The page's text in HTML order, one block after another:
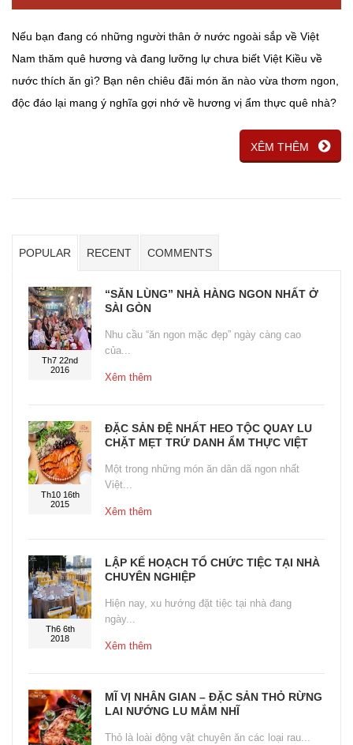
Nếu bạn đang có những người thân ở nước ngoài sắp về Việt
Nam thăm quê hương và đang lưỡng lự chưa biết Việt Kiều về
nước thích ăn gì? Bạn nên chiêu đãi món ăn nào vừa thơm ngon,
độc đáo lại mang ý nghĩa gợi nhớ về hương vị ẩm thực quê nhà?
XÊM THÊM
POPULAR RECENT COMMENTS
Th7 22nd
2016
“SĂN LÙNG” NHÀ HÀNG NGON NHẤT Ở
SÀI GÒN
Nhu cầu “ăn ngon mặc đẹp” ngày càng cao
của...
Xêm thêm
Th10 16th
2015
ĐẶC SẢN ĐỆ NHẤT HEO TỘC QUAY LU
CHẶT MẸT TRỨ DANH ẨM THỰC VIỆT
Một trong những món ăn dân dã ngon nhất
Việt...
Xêm thêm
Th6 6th
2018
LẬP KẾ HOẠCH TỔ CHỨC TIỆC TẠI NHÀ
CHUYÊN NGHIỆP
Hiện nay, xu hướng đặt tiệc tại nhà đang
ngày...
Xêm thêm
MĨ VỊ NHÂN GIAN – ĐẶC SẢN THỎ RỪNG
LAI NƯỚNG LU MẮM NHĨ
Thỏ là loài động vật chuyên ăn các loại rau...